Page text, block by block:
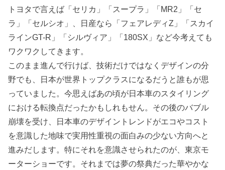
トヨタで言えば「セリカ」「スープラ」「MR2」「セ
ラ」「セルシオ」、日産なら「フェアレディZ」「スカイ
ラインGT-R」「シルヴィア」「180SX」など今考えても
ワクワクしてきます。
このまま進んで行けば、技術だけではなくデザインの分
野でも、日本が世界トップクラスになるだうと誰もが思
っていました。今思えばあの頃が日本車のスタイリング
における転換点だったかもしれもせん。その後のバブル
崩壊を受け、日本車のデザイントレンドがエコやコスト
を意識した地味で実用性重視の面白みの少ない方向へと
進みだします。特にそれを意識させられたのが、東京モ
ーターショーです。それまでは夢の祭典だった華やかな